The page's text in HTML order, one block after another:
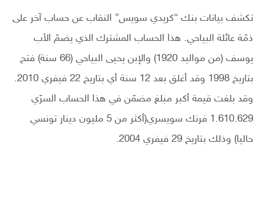
تكشف بيانات بنك “كريدي سويس” النقاب عن حساب آخر على
ذمّة عائلة البياحي. هذا الحساب المشترك الذي يضمّ الأب
يوسف (من مواليد 1920) والإبن يحيى البياحي (66 سنة) فتح
بتاريخ 1998 وقد أغلق بعد 12 سنة أي بتاريخ 22 فيفري 2010.
وقد بلغت قيمة أكبر مبلغ مضمّن في هذا الحساب السرّي
1.610.629 فرنك سويسري(أكثر من 5 مليون دينار تونسي
حاليا) وذلك بتاريخ 29 فيفري 2004.